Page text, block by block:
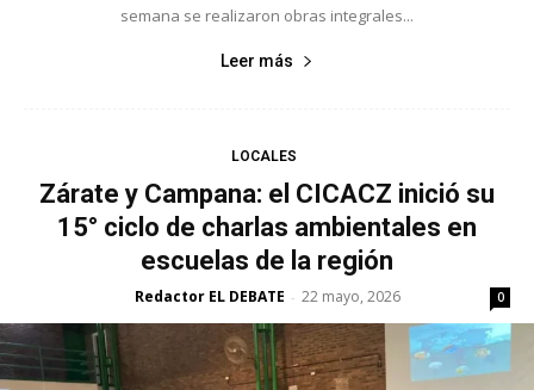
semana se realizaron obras integrales...
Leer más
LOCALES
Zárate y Campana: el CICACZ inició su
15° ciclo de charlas ambientales en
escuelas de la región
Redactor EL DEBATE - 22 mayo, 2026 0